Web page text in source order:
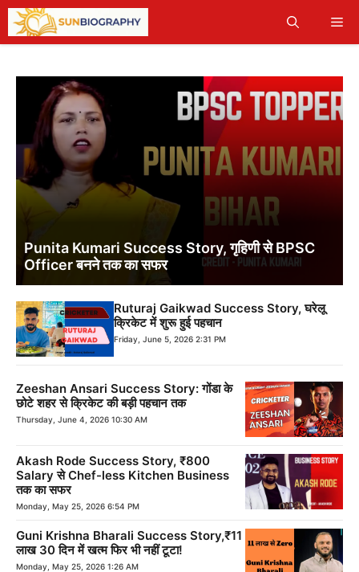
Skip
content
Punita Kumari Success Story, गृहिणी से BPSC
Officer बनने तक का सफर
Ruturaj Gaikwad Success Story, घरेलू
क्रिकेट में शुरू हुई पहचान
Friday, June 5, 2026 2:31 PM
Zeeshan Ansari Success Story: गोंडा के
छोटे शहर से क्रिकेट की बड़ी पहचान तक
Thursday, June 4, 2026 10:30 AM
Akash Rode Success Story, ₹800
Salary से Chef-less Kitchen Business
तक का सफर
Monday, May 25, 2026 6:54 PM
Guni Krishna Bharali Success Story,₹11
लाख 30 दिन में खत्म फिर भी नहीं टूटा!
Monday, May 25, 2026 1:26 AM